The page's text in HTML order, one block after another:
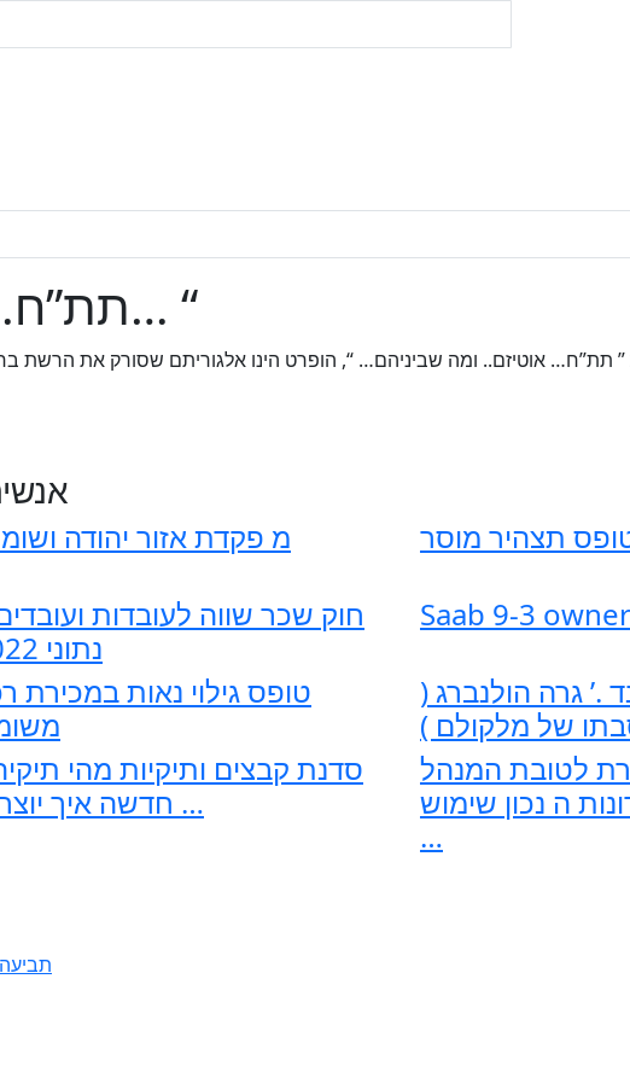
” תת”ח… אוטיזם.. ומה שביניהם… “
תת”ח… אוטיזם.. ומה שביניהם… “, הופרט הינו אלגוריתם שסורק את הרשת
מ פקדת אזור יהודה
חוק שכר שווה לעובדות
נתוני 2022
Saab 9-3
טופס גילוי נאות במכירת
.’ גרה הולנברג (
של מלקולם )
סדנת קבצים ותיקיות מהי
חדשה איך יוצרים …
לטובת המנהל
ה נכון שימוש
…
תביעה